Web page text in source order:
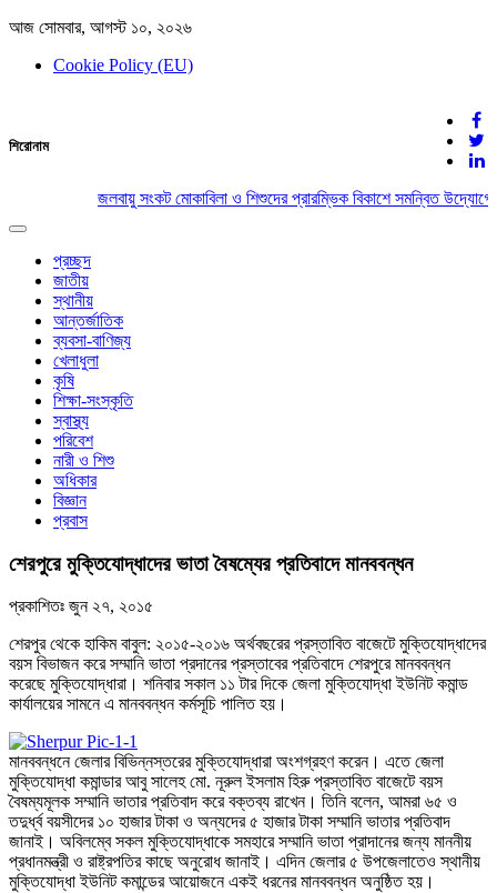
আজ সোমবার, আগস্ট ১০, ২০২৬
Cookie Policy (EU)
দেশের খবর
যুক্ত থাকুন দেশের সঙ্গে
শিরোনাম
জলবায়ু সংকট মোকাবিলা ও শিশুদের প্রারম্ভিক বিকাশে সমন্বিত উদ্যোগের
Toggle
navigation
প্রচ্ছদ
জাতীয়
স্থানীয়
আন্তর্জাতিক
ব্যবসা-বাণিজ্য
খেলাধুলা
কৃষি
শিক্ষা-সংস্কৃতি
স্বাস্থ্য
পরিবেশ
নারী ও শিশু
অধিকার
বিজ্ঞান
প্রবাস
শেরপুরে মুক্তিযোদ্ধাদের ভাতা বৈষম্যের প্রতিবাদে মানববন্ধন
প্রকাশিতঃ জুন ২৭, ২০১৫
শেরপুর থেকে হাকিম বাবুল: ২০১৫-২০১৬ অর্থবছরের প্রস্তাবিত বাজেটে মুক্তিযোদ্ধাদের
বয়স বিভাজন করে সম্মানি ভাতা প্রদানের প্রস্তাবের প্রতিবাদে শেরপুরে মানববন্ধন
করেছে মুক্তিযোদ্ধারা। শনিবার সকাল ১১ টার দিকে জেলা মুক্তিযোদ্ধা ইউনিট কমান্ড
কার্যালয়ের সামনে এ মানববন্ধন কর্মসূচি পালিত হয়।
মানববন্ধনে জেলার বিভিন্নস্তরের মুক্তিযোদ্ধারা অংশগ্রহণ করেন। এতে জেলা
মুক্তিযোদ্ধা কমান্ডার আবু সালেহ মো. নূরুল ইসলাম হিরু প্রস্তাবিত বাজেটে বয়স
বৈষম্যমূলক সম্মানি ভাতার প্রতিবাদ করে বক্তব্য রাখেন। তিনি বলেন, আমরা ৬৫ ও
তদুর্ধ্ব বয়সীদের ১০ হাজার টাকা ও অন্যদের ৫ হাজার টাকা সম্মানি ভাতার প্রতিবাদ
জানাই। অবিলম্বে সকল মুক্তিযোদ্ধাকে সমহারে সম্মানি ভাতা প্রাদানের জন্য মাননীয়
প্রধানমন্ত্রী ও রাষ্ট্রপতির কাছে অনুরোধ জানাই। এদিন জেলার ৫ উপজেলাতেও স্থানীয়
মুক্তিযোদ্ধা ইউনিট কমান্ডের আয়োজনে একই ধরনের মানববন্ধন অনুষ্ঠিত হয়।